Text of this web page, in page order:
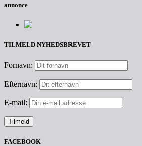
annonce
TILMELD NYHEDSBREVET
Fornavn:
Efternavn:
E-mail:
FACEBOOK